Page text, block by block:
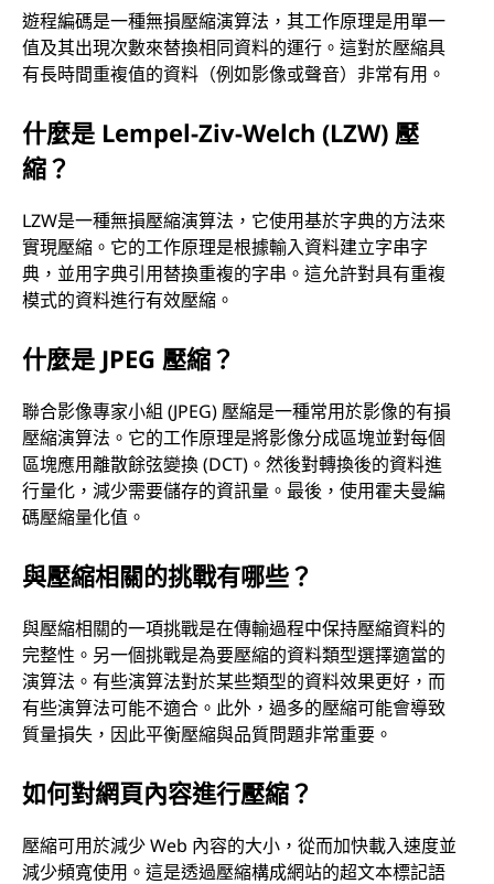
遊程編碼是一種無損壓縮演算法，其工作原理是用單一
值及其出現次數來替換相同資料的運行。這對於壓縮具
有長時間重複值的資料（例如影像或聲音）非常有用。
什麼是 Lempel-Ziv-Welch (LZW) 壓
縮？
LZW是一種無損壓縮演算法，它使用基於字典的方法來
實現壓縮。它的工作原理是根據輸入資料建立字串字
典，並用字典引用替換重複的字串。這允許對具有重複
模式的資料進行有效壓縮。
什麼是 JPEG 壓縮？
聯合影像專家小組 (JPEG) 壓縮是一種常用於影像的有損
壓縮演算法。它的工作原理是將影像分成區塊並對每個
區塊應用離散餘弦變換 (DCT)。然後對轉換後的資料進
行量化，減少需要儲存的資訊量。最後，使用霍夫曼編
碼壓縮量化值。
與壓縮相關的挑戰有哪些？
與壓縮相關的一項挑戰是在傳輸過程中保持壓縮資料的
完整性。另一個挑戰是為要壓縮的資料類型選擇適當的
演算法。有些演算法對於某些類型的資料效果更好，而
有些演算法可能不適合。此外，過多的壓縮可能會導致
質量損失，因此平衡壓縮與品質問題非常重要。
如何對網頁內容進行壓縮？
壓縮可用於減少 Web 內容的大小，從而加快載入速度並
減少頻寬使用。這是透過壓縮構成網站的超文本標記語